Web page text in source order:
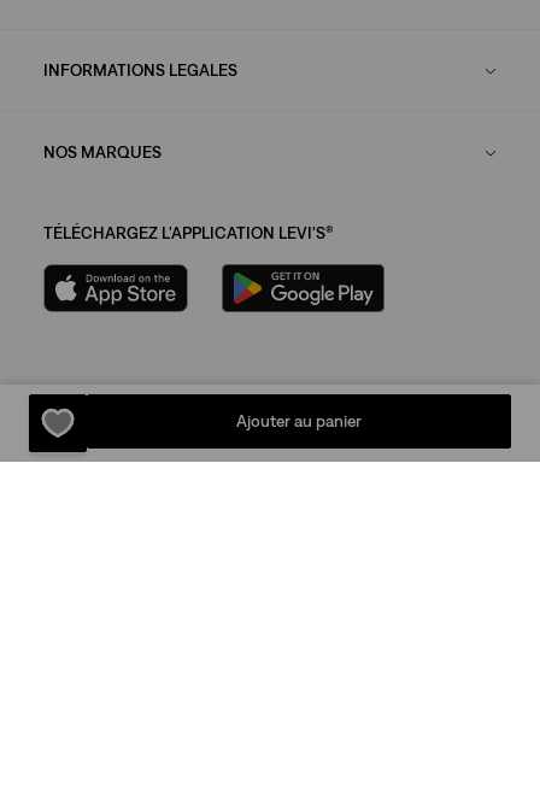
Ajouter au panier
INFORMATIONS LEGALES
NOS MARQUES
TÉLÉCHARGEZ L'APPLICATION LEVI'S®
Plan Du Site
Politique De Confidentialité